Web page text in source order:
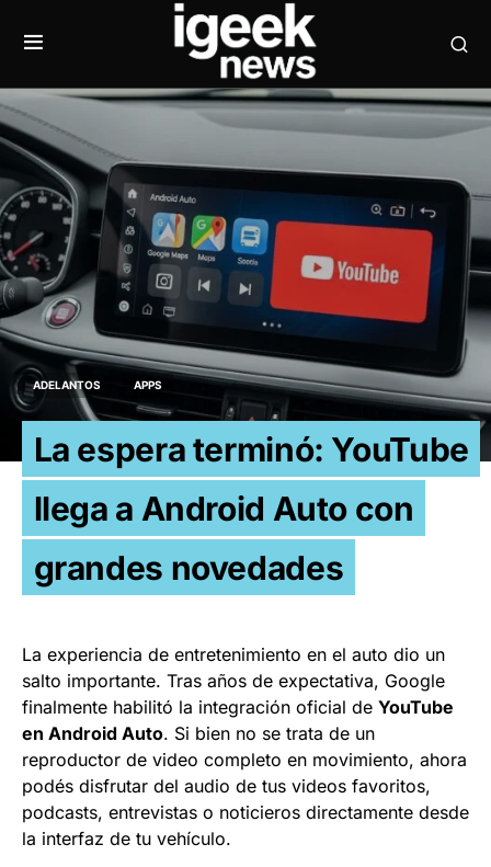
ADELANTOS APPS
La espera terminó: YouTube
llega a Android Auto con
grandes novedades
La experiencia de entretenimiento en el auto dio un
salto importante. Tras años de expectativa, Google
finalmente habilitó la integración oficial de YouTube
en Android Auto. Si bien no se trata de un
reproductor de video completo en movimiento, ahora
podés disfrutar del audio de tus videos favoritos,
podcasts, entrevistas o noticieros directamente desde
la interfaz de tu vehículo.